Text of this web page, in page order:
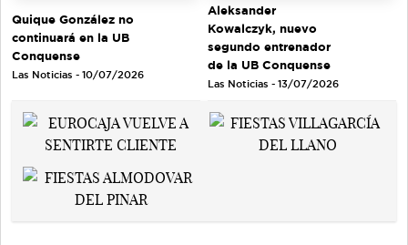
Quique González no
continuará en la UB
Conquense
Las Noticias - 10/07/2026
Aleksander
Kowalczyk, nuevo
segundo entrenador
de la UB Conquense
Las Noticias - 13/07/2026